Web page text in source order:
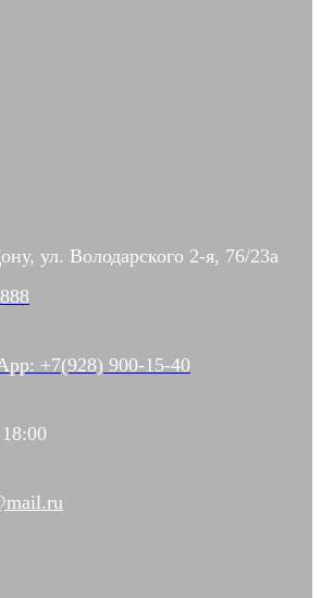
ул. Володарского 2-я, 76/23а
+7(928) 900-15-40